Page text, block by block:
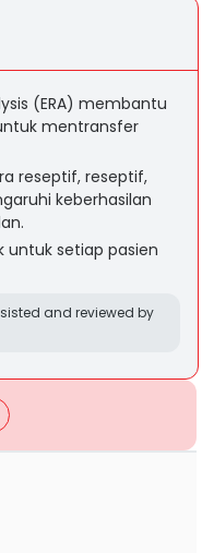
(ERA) membantu
mentransfer
reseptif, reseptif,
keberhasilan
untuk setiap pasien
and reviewed by